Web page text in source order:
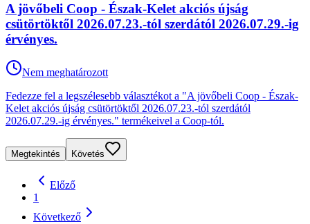
A jövőbeli Coop - Észak-Kelet akciós újság
csütörtöktől 2026.07.23.-tól szerdától 2026.07.29.-ig
érvényes.
Nem meghatározott
Fedezze fel a legszélesebb választékot a "A jövőbeli Coop - Észak-
Kelet akciós újság csütörtöktől 2026.07.23.-tól szerdától
2026.07.29.-ig érvényes." termékeivel a Coop-tól.
Megtekintés Követés
Előző
1
Következő